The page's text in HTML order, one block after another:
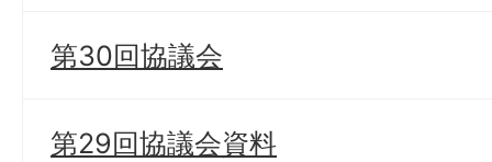
第30回協議会
第29回協議会資料